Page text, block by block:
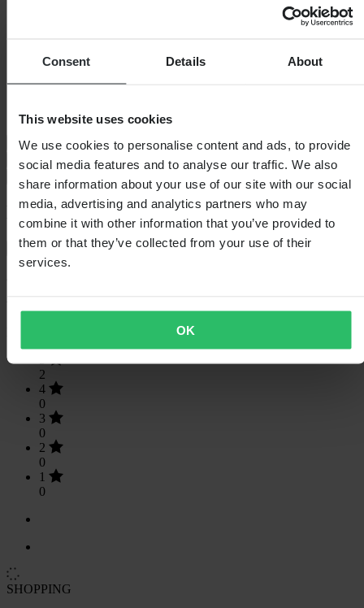
Consent Details About
This website uses cookies
We use cookies to personalise content and ads, to provide
social media features and to analyse our traffic. We also
share information about your use of our site with our social
media, advertising and analytics partners who may
combine it with other information that you’ve provided to
them or that they’ve collected from your use of their
services.
OK
Herstellernummer
23050607516
Verpackungsgewicht
287
IsolierungNein
Verpackungsbreite
125
Größentabelle
Versand & Rückgabe
Kundenbewertungen (2)
Nur lokale Bewertungen anzeigen
2
4
0
3
0
2
0
1
0
SHOPPING